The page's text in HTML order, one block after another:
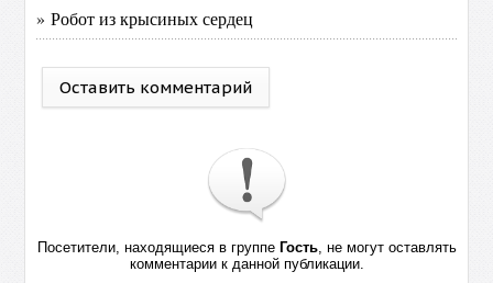
» Робот из крысиных сердец
Оставить комментарий
Посетители, находящиеся в группе Гость, не могут оставлять
комментарии к данной публикации.